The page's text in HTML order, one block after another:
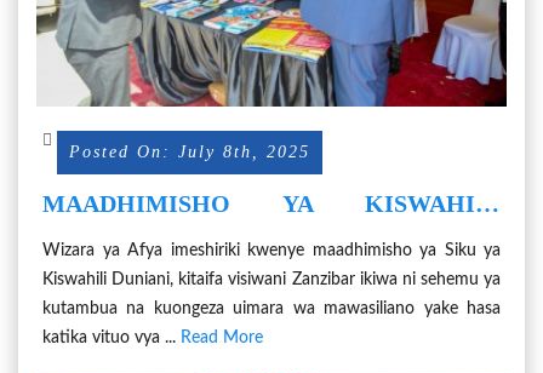
Posted On: July 8th, 2025
MAADHIMISHO YA KISWAHILI
Wizara ya Afya imeshiriki kwenye maadhimisho ya Siku ya
Kiswahili Duniani, kitaifa visiwani Zanzibar ikiwa ni sehemu ya
kutambua na kuongeza uimara wa mawasiliano yake hasa
katika vituo vya ... Read More